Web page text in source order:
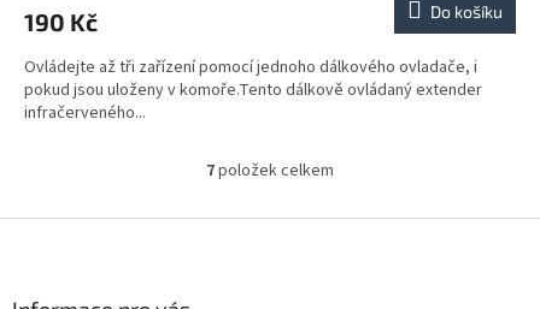
190 Kč Do košíku
Ovládejte až tři zařízení pomocí jednoho dálkového ovladače, i
pokud jsou uloženy v komoře.Tento dálkově ovládaný extender
infračerveného...
O
l
7položek celkem